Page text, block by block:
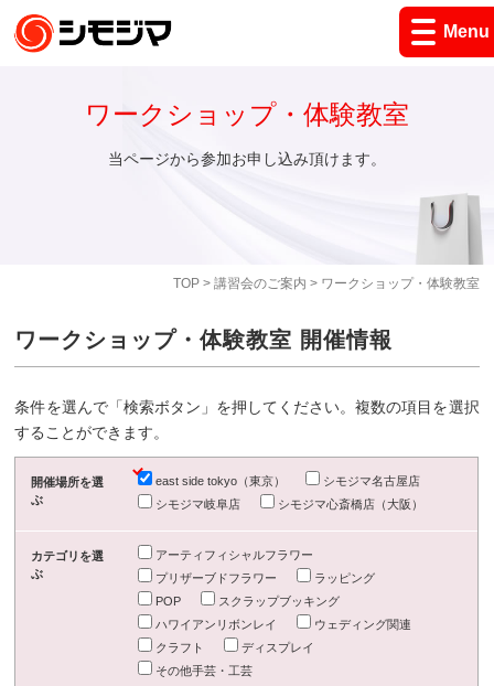
Menu
TOP> 講習会のご案内 > ワークショップ・体験教室
ワークショップ・体験教室
当ページから参加お申し込み頂けます。
ワークショップ・体験教室 開催情報
条件を選んで「検索ボタン」を押してください。複数の項目を選択
することができます。
開催場所を選
ぶ
east side tokyo（東京）
シモジマ名古屋店
シモジマ岐阜店
シモジマ心斎橋店（大阪）
カテゴリを選
ぶ
アーティフィシャルフラワー
プリザーブドフラワー
ラッピング
POP
スクラップブッキング
ハワイアンリボンレイ
ウェディング関連
クラフト
ディスプレイ
その他手芸・工芸